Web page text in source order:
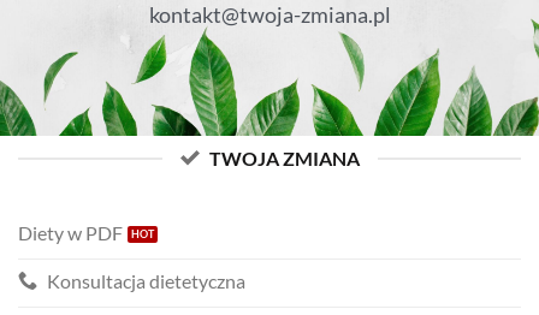
kontakt@twoja-zmiana.pl
TWOJA ZMIANA
Diety w PDF
Konsultacja dietetyczna